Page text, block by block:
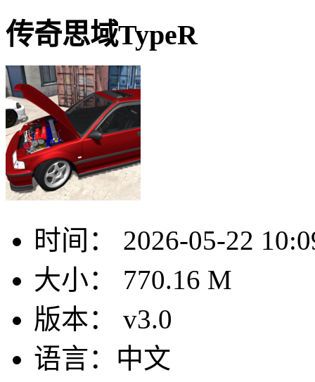
传奇思域TypeR
时间：
2026-05-22
大小：
770.16 M
版本：
v3.0
语言： 中文